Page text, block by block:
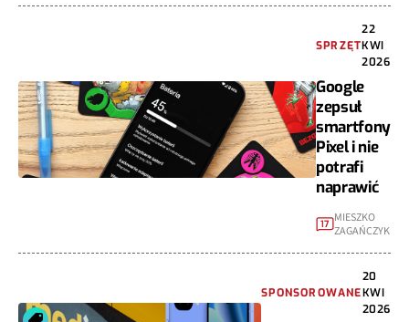
SPRZĘT
22
KWI
2026
Google
zepsuł
smartfony
Pixel i nie
potrafi
naprawić
17 MIESZKO
ZAGAŃCZYK
SPONSOROWANE
20
KWI
2026